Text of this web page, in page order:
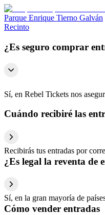
Parque Enrique Tierno Galván
Recinto
¿Es seguro comprar
Sí, en Rebel Tickets nos
Cuándo recibiré las
Recibirás tus entradas por
¿Es legal la reventa de
Sí, en la gran mayoría de
Cómo vender entradas